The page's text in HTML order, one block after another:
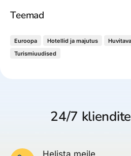
Teemad
Euroopa Hotellid ja majutus
Turismiuudised
24/7
Helista meile